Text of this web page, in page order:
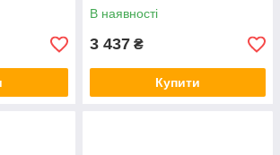
В наявності
3 437 ₴
Купити